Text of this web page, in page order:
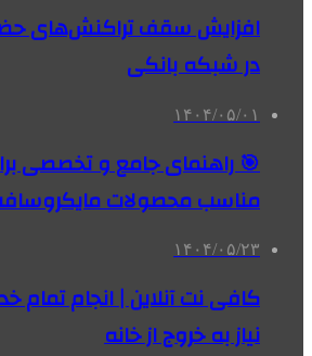
افزایش سقف تراکنش‌های
در شبکه بانکی
۱۴۰۴/۰۵/۰۱
🎯 راهنمای جامع و تخصصی
مناسب محصولات
۱۴۰۴/۰۵/۲۳
کافی نت آنلاین | انجام تمام
نیاز به خروج از خانه